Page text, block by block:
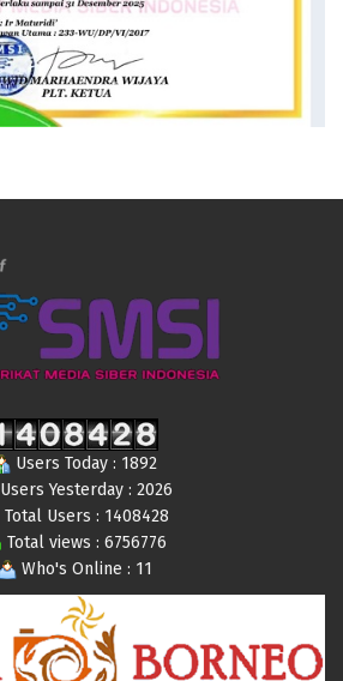
Users Today : 1892
Users Yesterday : 2026
Total Users : 1408428
Total views : 6756776
Who's Online : 11